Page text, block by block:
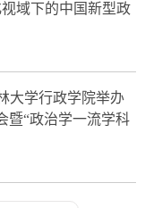
域下的中国新型政
大学行政学院举办
暨“政治学一流学科